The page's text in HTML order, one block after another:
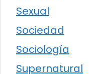
Sexual
Sociedad
Sociología
Supernatural